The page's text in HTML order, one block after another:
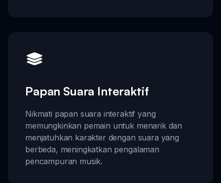
Papan Suara Interaktif
Nikmati papan suara interaktif yang
memungkinkan pemain untuk menarik dan
menjatuhkan karakter dengan suara yang
berbeda, meningkatkan pengalaman
pencampuran musik.